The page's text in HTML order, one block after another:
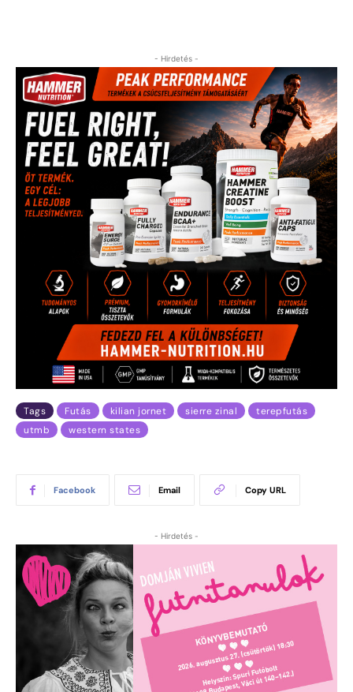
- Hirdetés -
Tags Futás kilian jornet sierre zinal
terepfutás
utmb
western states
Facebook Email Copy URL
- Hirdetés -